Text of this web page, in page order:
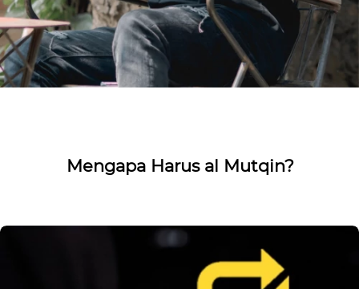
Mengapa Harus al Mutqin?